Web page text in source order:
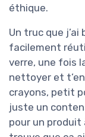
éthique.
Un truc que j’ai
facilement
verre, une fois
nettoyer et
crayons, petit
juste un
pour un produit